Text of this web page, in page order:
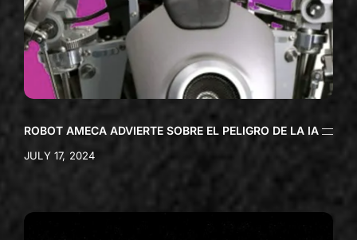
ROBOT AMECA ADVIERTE SOBRE EL PELIGRO DE LA IA
JULY 17, 2024